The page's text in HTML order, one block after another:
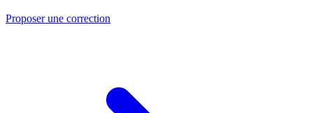
Proposer une correction